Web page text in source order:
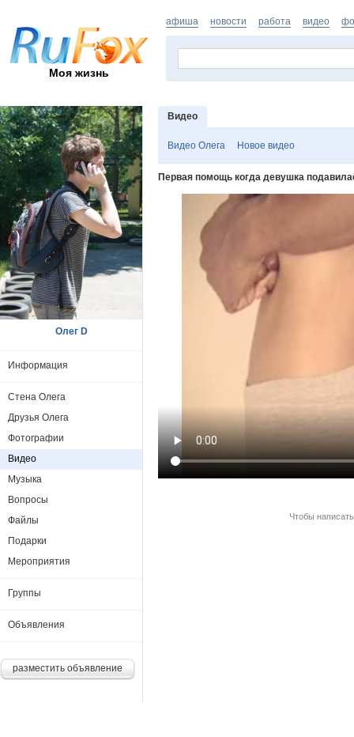
Моя жизнь
афиша новости работа видео
Видео
Видео Олега Новое видео
Первая помощь когда девушка
Чтобы
Олег D
Информация
Стена Олега
Друзья Олега
Фотографии
Видео
Музыка
Вопросы
Файлы
Подарки
Мероприятия
Группы
Объявления
разместить объявление